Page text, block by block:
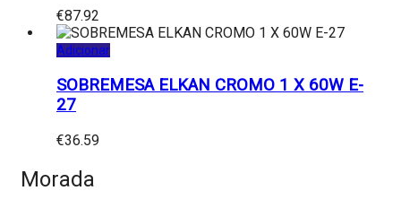
€87.92
Adicionar
SOBREMESA ELKAN CROMO 1 X 60W E-
27
€36.59
Morada